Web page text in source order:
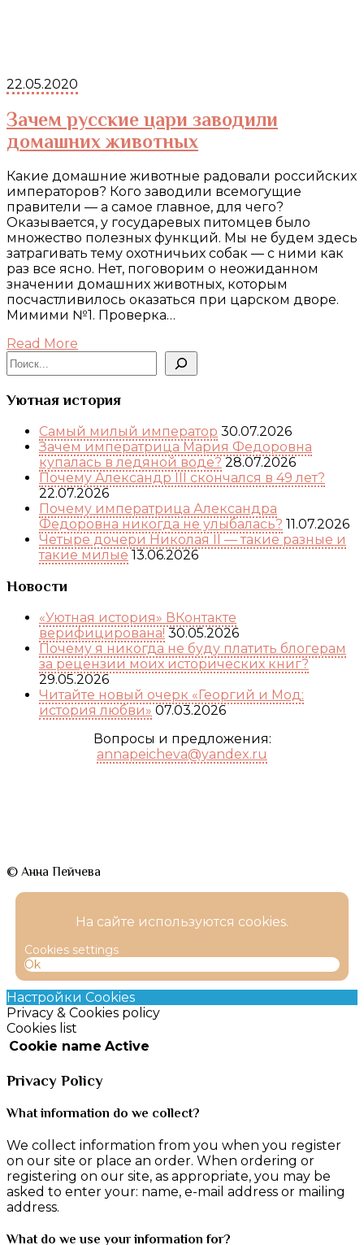
22.05.2020
Зачем русские цари заводили
домашних животных
Какие домашние животные радовали российских
императоров? Кого заводили всемогущие
правители — а самое главное, для чего?
Оказывается, у государевых питомцев было
множество полезных функций. Мы не будем здесь
затрагивать тему охотничьих собак — с ними как
раз все ясно. Нет, поговорим о неожиданном
значении домашних животных, которым
посчастливилось оказаться при царском дворе.
Мимими №1. Проверка…
Read More
Поиск
Уютная история
Самый милый император 30.07.2026
Зачем императрица Мария Федоровна
купалась в ледяной воде? 28.07.2026
Почему Александр III скончался в 49 лет?
22.07.2026
Почему императрица Александра
Федоровна никогда не улыбалась? 11.07.2026
Четыре дочери Николая II — такие разные и
такие милые 13.06.2026
Новости
«Уютная история» ВКонтакте
верифицирована! 30.05.2026
Почему я никогда не буду платить блогерам
за рецензии моих исторических книг?
29.05.2026
Читайте новый очерк «Георгий и Мод:
история любви» 07.03.2026
Вопросы и предложения:
annapeicheva@yandex.ru
© Анна Пейчева
На сайте используются cookies.
Cookies settings
Ok
Настройки Cookies
Privacy & Cookies policy
Cookies list
Cookie name Active
Privacy Policy
What information do we collect?
We collect information from you when you register
on our site or place an order. When ordering or
registering on our site, as appropriate, you may be
asked to enter your: name, e-mail address or mailing
address.
What do we use your information for?